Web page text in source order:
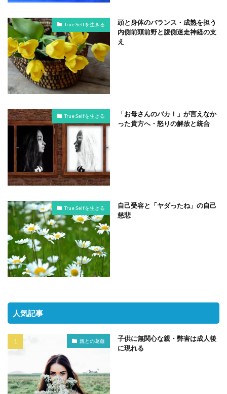
True Selfを生きる
頭と身体のバランス・成熟を担う
内側前頭前野と腹側迷走神経の支
え
True Selfを生きる
「お母さんのバカ！」が言えなか
った貴方へ・怒りの解放と統合
True Selfを生きる
自己受容と「ヤダったね」の自己
慈悲
人気記事
親との葛藤
子供に無関心な親・弊害は成人後
に現れる